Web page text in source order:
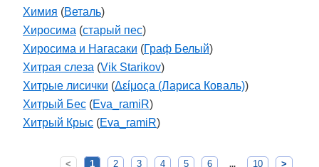
Химия (Веталь)
Хиросима (старый пес)
Хиросима и Нагасаки (Граф Белый)
Хитрая слеза (Vik Starikov)
Хитрые лисички (Δείμοςа (Лариса Коваль))
Хитрый Бес (Eva_ramiR)
Хитрый Крыс (Eva_ramiR)
< 1 2 3 4 5 6 ... 10 >